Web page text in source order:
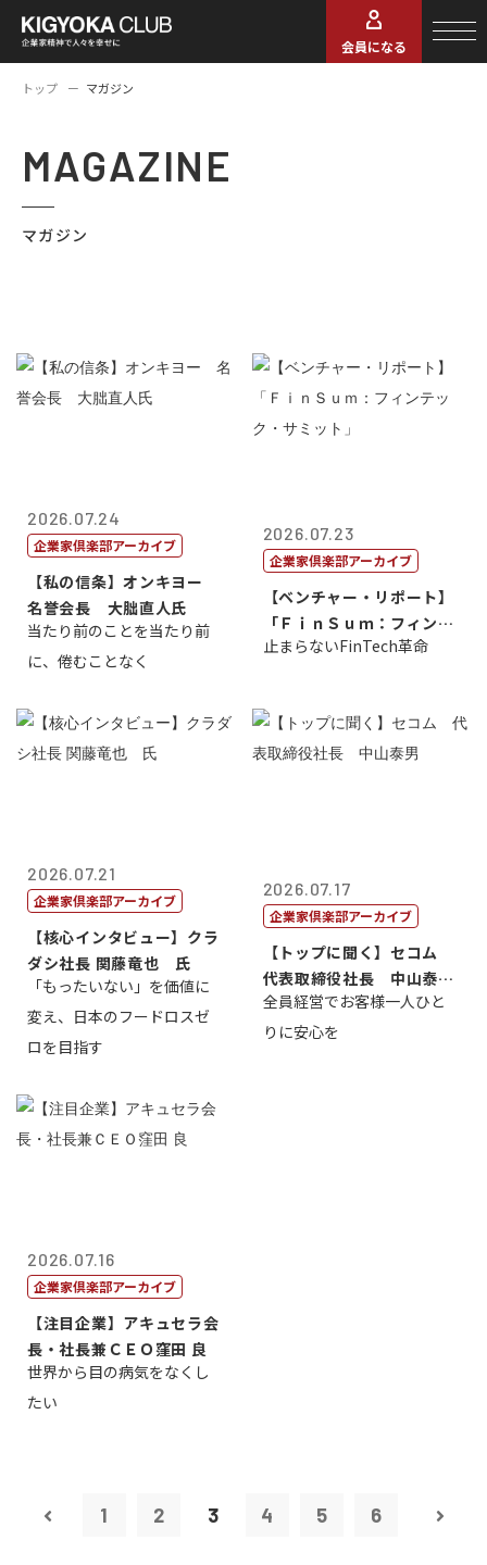
会員になる
トップ マガジン
MAGAZINE
マガジン
2026.07.24
企業家倶楽部アーカイブ
【私の信条】オンキヨー
名誉会長 大朏直人氏
当たり前のことを当たり前
に、倦むことなく
2026.07.23
企業家倶楽部アーカイブ
【ベンチャー・リポート】
「ＦｉｎＳｕｍ：フィンテ
ック・サミッ...
止まらないFinTech革命
2026.07.21
企業家倶楽部アーカイブ
【核心インタビュー】クラ
ダシ社長 関藤竜也 氏
「もったいない」を価値に
変え、日本のフードロスゼ
ロを目指す
2026.07.17
企業家倶楽部アーカイブ
【トップに聞く】セコム
代表取締役社長 中山泰
男
全員経営でお客様一人ひと
りに安心を
2026.07.16
企業家倶楽部アーカイブ
【注目企業】アキュセラ会
長・社長兼ＣＥＯ窪田 良
世界から目の病気をなくし
たい
1 2 3 4 5 6